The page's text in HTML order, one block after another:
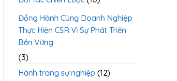
Đồng Hành Cùng Doanh Nghiệp
Thực Hiện CSR Vì Sự Phát Triển
Bền Vững
(3)
Hành trang sự nghiệp (12)